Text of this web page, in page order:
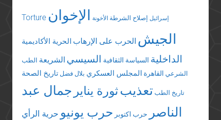
Torture إسرائيل إصلاح الشرطة الأخونة الإخوان
الجيش الحرب على الإرهاب الحرية الأكاديمية
الداخلية السياسة الثقافية السيسي الشريعة الطب
الشرعي القاهرة المجلس العسكري بلال فضل تاريخ الصحة
تاريخ الطب تعذيبثورة يناير جمال عبد
الناصر
حرب اكتوبر حرب يونيو حرية الرأي